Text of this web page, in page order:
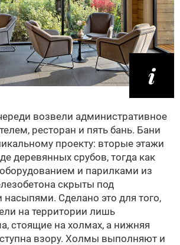
возвели административное
ресторан и пять бань. Бани
проекту: вторые этажи
деревянных срубов, тогда как
и парилками из
скрыты под
Сделано это для того,
на территории лишь
стоящие на холмах, а нижняя
взору. Холмы выполняют и